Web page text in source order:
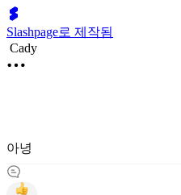
Slashpage로 제작됨
Cady
아녕